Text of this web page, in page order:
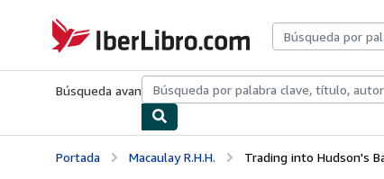
IberLibro.com
Búsqueda avanzadaColecciones Libros antiguosArte y
Portada Macaulay R.H.H. Trading into Hudson's